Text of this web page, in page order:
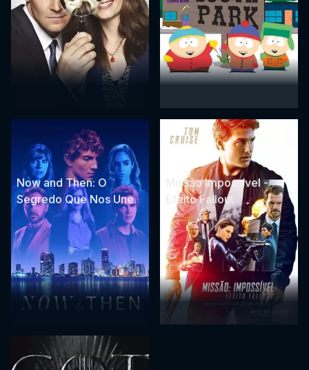
Now and Then: O
Segredo Que Nos Une
Missão Impossível -
Efeito Fallout